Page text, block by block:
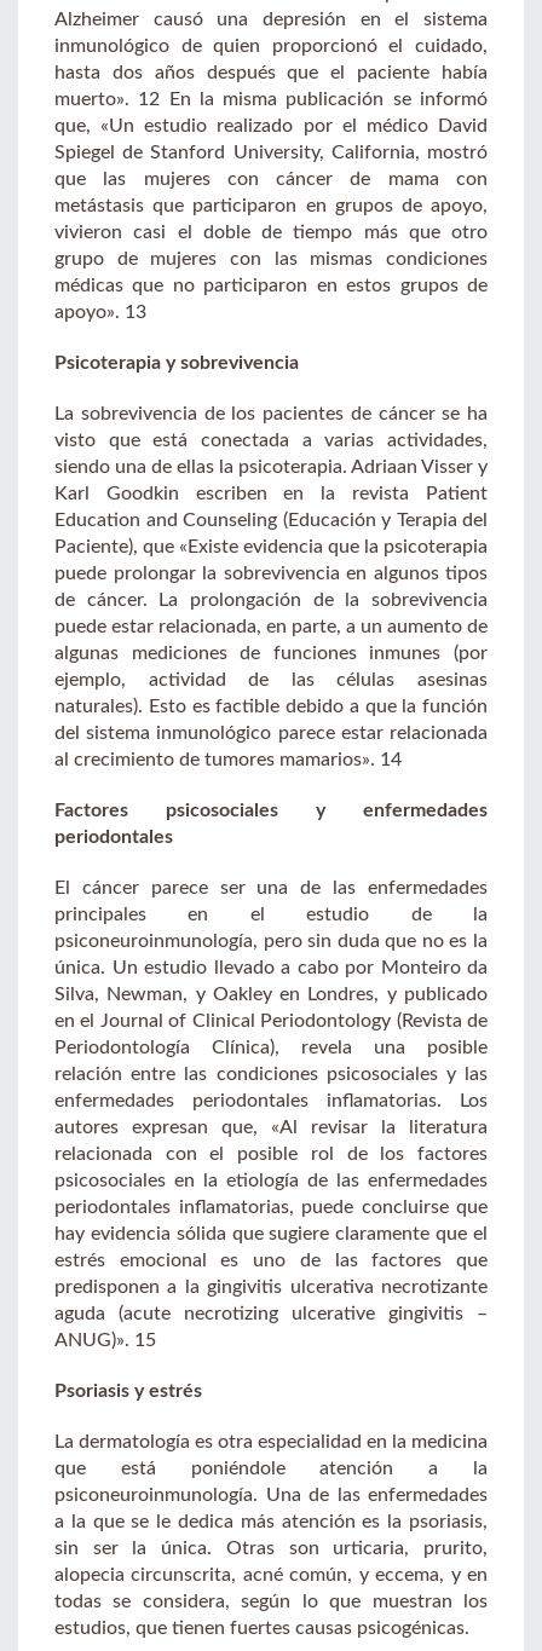
Alzheimer causó una depresión en el sistema
inmunológico de quien proporcionó el cuidado,
hasta dos años después que el paciente había
muerto». 12 En la misma publicación se informó
que, «Un estudio realizado por el médico David
Spiegel de Stanford University, California, mostró
que las mujeres con cáncer de mama con
metástasis que participaron en grupos de apoyo,
vivieron casi el doble de tiempo más que otro
grupo de mujeres con las mismas condiciones
médicas que no participaron en estos grupos de
apoyo». 13
Psicoterapia y sobrevivencia
La sobrevivencia de los pacientes de cáncer se ha
visto que está conectada a varias actividades,
siendo una de ellas la psicoterapia. Adriaan Visser y
Karl Goodkin escriben en la revista Patient
Education and Counseling (Educación y Terapia del
Paciente), que «Existe evidencia que la psicoterapia
puede prolongar la sobrevivencia en algunos tipos
de cáncer. La prolongación de la sobrevivencia
puede estar relacionada, en parte, a un aumento de
algunas mediciones de funciones inmunes (por
ejemplo, actividad de las células asesinas
naturales). Esto es factible debido a que la función
del sistema inmunológico parece estar relacionada
al crecimiento de tumores mamarios». 14
Factores psicosociales y enfermedades
periodontales
El cáncer parece ser una de las enfermedades
principales en el estudio de la
psiconeuroinmunología, pero sin duda que no es la
única. Un estudio llevado a cabo por Monteiro da
Silva, Newman, y Oakley en Londres, y publicado
en el Journal of Clinical Periodontology (Revista de
Periodontología Clínica), revela una posible
relación entre las condiciones psicosociales y las
enfermedades periodontales inflamatorias. Los
autores expresan que, «Al revisar la literatura
relacionada con el posible rol de los factores
psicosociales en la etiología de las enfermedades
periodontales inflamatorias, puede concluirse que
hay evidencia sólida que sugiere claramente que el
estrés emocional es uno de las factores que
predisponen a la gingivitis ulcerativa necrotizante
aguda (acute necrotizing ulcerative gingivitis –
ANUG)». 15
Psoriasis y estrés
La dermatología es otra especialidad en la medicina
que está poniéndole atención a la
psiconeuroinmunología. Una de las enfermedades
a la que se le dedica más atención es la psoriasis,
sin ser la única. Otras son urticaria, prurito,
alopecia circunscrita, acné común, y eccema, y en
todas se considera, según lo que muestran los
estudios, que tienen fuertes causas psicogénicas.